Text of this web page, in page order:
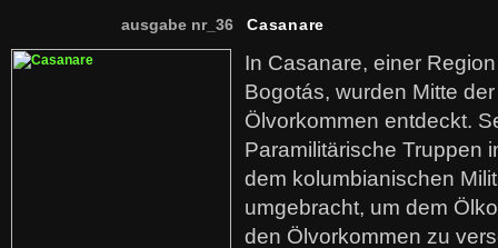
ausgabe nr_36 Casanare
In Casanare, einer
Bogotás, wurden Mitte
Ölvorkommen entdeckt.
Paramilitärische Truppen
dem kolumbianischen
umgebracht, um dem
den Ölvorkommen zu